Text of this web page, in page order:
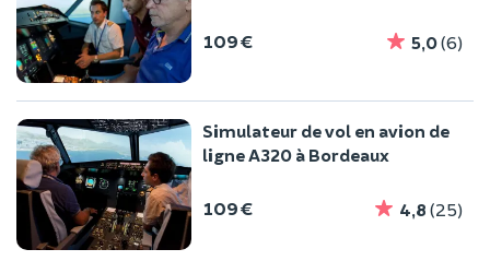
109 € 5,0(6)
Simulateur de vol en avion de
ligne A320 à Bordeaux
109 € 4,8 (25)